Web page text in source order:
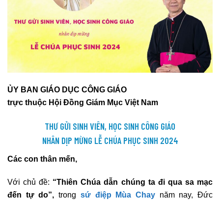
ỦY BAN GIÁO DỤC CÔNG GIÁO
trực thuộc Hội Đồng Giám Mục Việt Nam
THƯ GỬI SINH VIÊN, HỌC SINH CÔNG GIÁO
NHÂN DỊP MỪNG LỄ CHÚA PHỤC SINH 2024
Các con thân mến,
Với chủ đề: “Thiên Chúa dẫn chúng ta đi qua sa mạc
đến tự do”,trong sứ điệp Mùa Chaynăm nay, Đức